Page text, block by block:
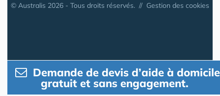
© Australis 2026 - Tous droits réservés. // Gestion des cookies
Demande de devis d’aide à domicile
gratuit et sans engagement.